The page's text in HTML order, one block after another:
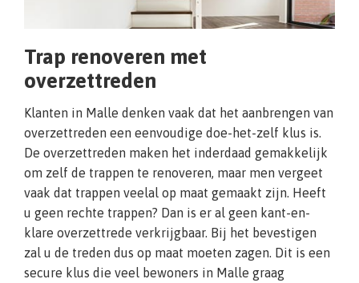
Trap renoveren met
overzettreden
Klanten in Malle denken vaak dat het aanbrengen van
overzettreden een eenvoudige doe-het-zelf klus is.
De overzettreden maken het inderdaad gemakkelijk
om zelf de trappen te renoveren, maar men vergeet
vaak dat trappen veelal op maat gemaakt zijn. Heeft
u geen rechte trappen? Dan is er al geen kant-en-
klare overzettrede verkrijgbaar. Bij het bevestigen
zal u de treden dus op maat moeten zagen. Dit is een
secure klus die veel bewoners in Malle graag